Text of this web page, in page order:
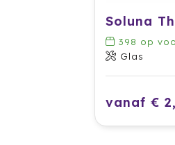
398 op
Glas
vanaf €